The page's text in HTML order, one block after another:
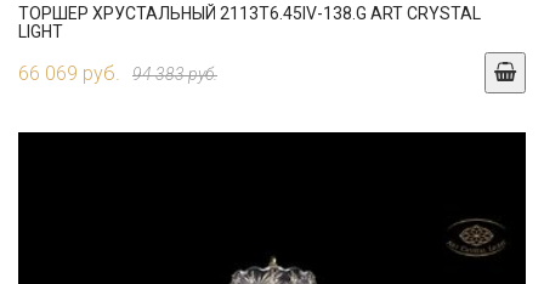
ТОРШЕР ХРУСТАЛЬНЫЙ 2113T6.45IV-138.G ART CRYSTAL
LIGHT
66 069 руб. 94 383 руб.